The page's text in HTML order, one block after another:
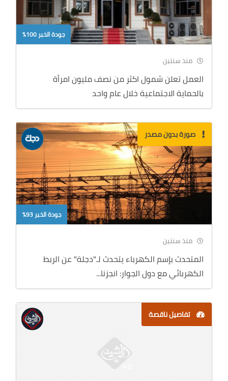
جودة الخبر 100%
منذ سنتين
العمل تعلن شمول اكثر من نصف مليون امرأة
بالحماية الاجتماعية خلال عام واحد
صورة بدون مصدر
جودة الخبر 93%
منذ سنتين
المتحدث بإسم الكهرباء يتحدث لـ"دجلة" عن الربط
الكهربائي مع دول الجوار: انجزنا...
تفاصيل ناقصة